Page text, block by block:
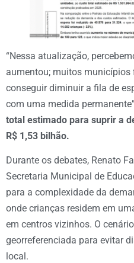
“Nessa atualização,
aumentou; muitos municípios
conseguir diminuir a fila de
com uma medida
total estimado para suprir a
R$ 1,53 bilhão.
Durante os debates, Renato
Secretaria Municipal de
para a complexidade da
onde crianças residem em
em centros vizinhos. O
georreferenciada para evitar
local.